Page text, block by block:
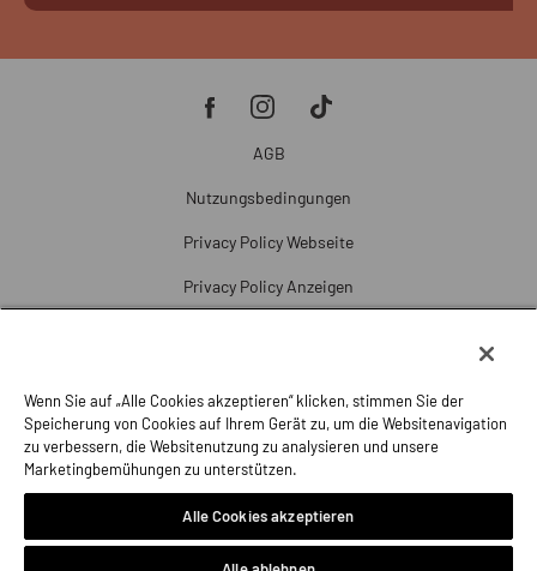
AGB
Nutzungsbedingungen
Privacy Policy Webseite
Privacy Policy Anzeigen
Beschwerde
Impressum
Wenn Sie auf „Alle Cookies akzeptieren“ klicken, stimmen Sie der
Speicherung von Cookies auf Ihrem Gerät zu, um die Websitenavigation
zu verbessern, die Websitenutzung zu analysieren und unsere
Marketingbemühungen zu unterstützen.
Alle Cookies akzeptieren